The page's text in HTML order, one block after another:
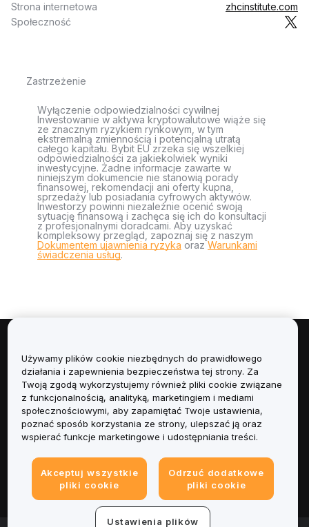
Strona internetowa
zhcinstitute.com
Społeczność
Zastrzeżenie
Wyłączenie odpowiedzialności cywilnej
Inwestowanie w aktywa kryptowalutowe wiąże się
ze znacznym ryzykiem rynkowym, w tym
ekstremalną zmiennością i potencjalną utratą
całego kapitału. Bybit EU zrzeka się wszelkiej
odpowiedzialności za jakiekolwiek wyniki
inwestycyjne. Żadne informacje zawarte w
niniejszym dokumencie nie stanowią porady
finansowej, rekomendacji ani oferty kupna,
sprzedaży lub posiadania cyfrowych aktywów.
Inwestorzy powinni niezależnie ocenić swoją
sytuację finansową i zachęca się ich do konsultacji
z profesjonalnymi doradcami. Aby uzyskać
kompleksowy przegląd, zapoznaj się z naszym
Dokumentem ujawnienia ryzyka orazWarunkami
świadczenia usług.
Informacje
Usługi
Obsługa Klienta
Informacje prawne
Używamy plików cookie niezbędnych do prawidłowego
działania i zapewnienia bezpieczeństwa tej strony. Za
Twoją zgodą wykorzystujemy również pliki cookie związane
z funkcjonalnością, analityką, marketingiem i mediami
społecznościowymi, aby zapamiętać Twoje ustawienia,
poznać sposób korzystania ze strony, ulepszać ją oraz
wspierać funkcje marketingowe i udostępniania treści.
Akceptuj wszystkie
pliki cookie
Odrzuć dodatkowe
pliki cookie
Ustawienia plików